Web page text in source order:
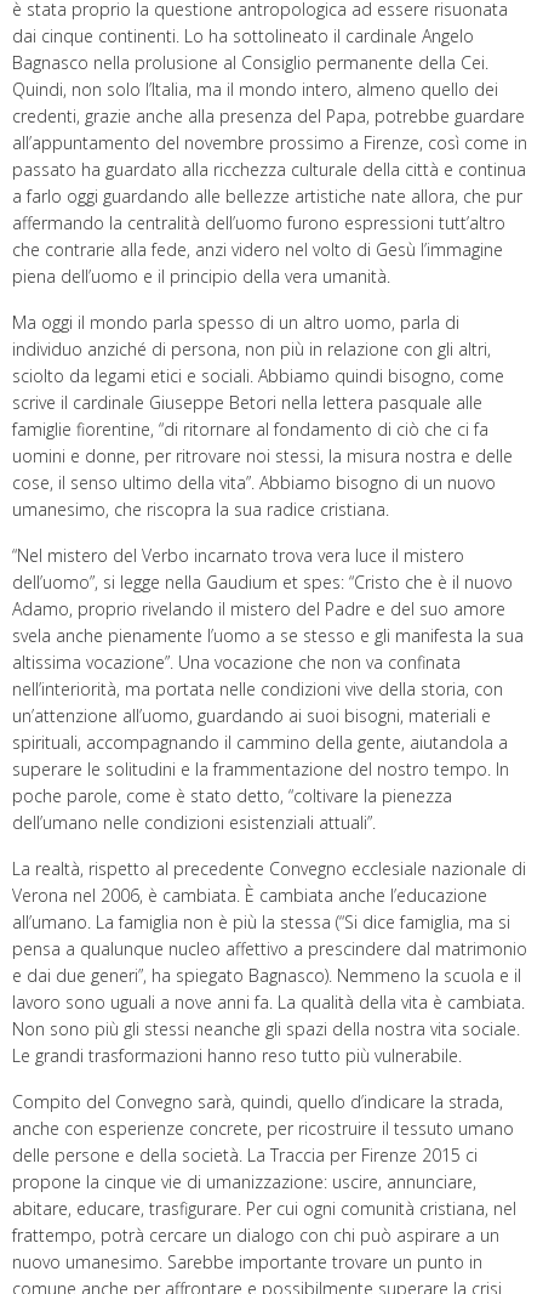
è stata proprio la questione antropologica ad essere risuonata
dai cinque continenti. Lo ha sottolineato il cardinale Angelo
Bagnasco nella prolusione al Consiglio permanente della Cei.
Quindi, non solo l’Italia, ma il mondo intero, almeno quello dei
credenti, grazie anche alla presenza del Papa, potrebbe guardare
all’appuntamento del novembre prossimo a Firenze, così come in
passato ha guardato alla ricchezza culturale della città e continua
a farlo oggi guardando alle bellezze artistiche nate allora, che pur
affermando la centralità dell’uomo furono espressioni tutt’altro
che contrarie alla fede, anzi videro nel volto di Gesù l’immagine
piena dell’uomo e il principio della vera umanità.
Ma oggi il mondo parla spesso di un altro uomo, parla di
individuo anziché di persona, non più in relazione con gli altri,
sciolto da legami etici e sociali. Abbiamo quindi bisogno, come
scrive il cardinale Giuseppe Betori nella lettera pasquale alle
famiglie fiorentine, “di ritornare al fondamento di ciò che ci fa
uomini e donne, per ritrovare noi stessi, la misura nostra e delle
cose, il senso ultimo della vita”. Abbiamo bisogno di un nuovo
umanesimo, che riscopra la sua radice cristiana.
“Nel mistero del Verbo incarnato trova vera luce il mistero
dell’uomo”, si legge nella Gaudium et spes: “Cristo che è il nuovo
Adamo, proprio rivelando il mistero del Padre e del suo amore
svela anche pienamente l’uomo a se stesso e gli manifesta la sua
altissima vocazione”. Una vocazione che non va confinata
nell’interiorità, ma portata nelle condizioni vive della storia, con
un’attenzione all’uomo, guardando ai suoi bisogni, materiali e
spirituali, accompagnando il cammino della gente, aiutandola a
superare le solitudini e la frammentazione del nostro tempo. In
poche parole, come è stato detto, “coltivare la pienezza
dell’umano nelle condizioni esistenziali attuali”.
La realtà, rispetto al precedente Convegno ecclesiale nazionale di
Verona nel 2006, è cambiata. È cambiata anche l’educazione
all’umano. La famiglia non è più la stessa (“Si dice famiglia, ma si
pensa a qualunque nucleo affettivo a prescindere dal matrimonio
e dai due generi”, ha spiegato Bagnasco). Nemmeno la scuola e il
lavoro sono uguali a nove anni fa. La qualità della vita è cambiata.
Non sono più gli stessi neanche gli spazi della nostra vita sociale.
Le grandi trasformazioni hanno reso tutto più vulnerabile.
Compito del Convegno sarà, quindi, quello d’indicare la strada,
anche con esperienze concrete, per ricostruire il tessuto umano
delle persone e della società. La Traccia per Firenze 2015 ci
propone la cinque vie di umanizzazione: uscire, annunciare,
abitare, educare, trasfigurare. Per cui ogni comunità cristiana, nel
frattempo, potrà cercare un dialogo con chi può aspirare a un
nuovo umanesimo. Sarebbe importante trovare un punto in
comune anche per affrontare e possibilmente superare la crisi